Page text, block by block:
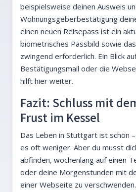
beispielsweise deinen Ausweis
Wohnungsgeberbestätigung
einen neuen Reisepass ist ein
biometrisches Passbild sowie
zwingend erforderlich. Ein Blick
Bestätigungsmail oder die
hilft hier weiter.
Fazit: Schluss mit
Frust im Kessel
Das Leben in Stuttgart ist schön
es oft weniger. Aber du musst
abfinden, wochenlang auf einen
oder deine Morgenstunden mit
einer Webseite zu